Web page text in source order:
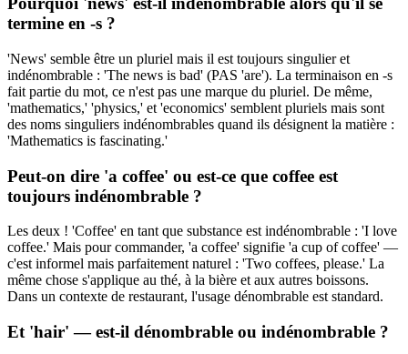
termine en -s ?
'News' semble être un pluriel mais il est toujours singulier et
indénombrable : 'The news is bad' (PAS 'are'). La terminaison en -s
fait partie du mot, ce n'est pas une marque du pluriel. De même,
'mathematics,' 'physics,' et 'economics' semblent pluriels mais sont
des noms singuliers indénombrables quand ils désignent la matière :
'Mathematics is fascinating.'
Peut-on dire 'a coffee' ou est-ce que coffee est
toujours indénombrable ?
Les deux ! 'Coffee' en tant que substance est indénombrable : 'I love
coffee.' Mais pour commander, 'a coffee' signifie 'a cup of coffee' —
c'est informel mais parfaitement naturel : 'Two coffees, please.' La
même chose s'applique au thé, à la bière et aux autres boissons.
Dans un contexte de restaurant, l'usage dénombrable est standard.
Et 'hair' — est-il dénombrable ou indénombrable ?